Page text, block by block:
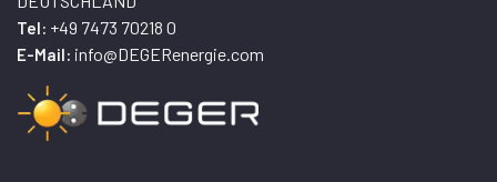
Tel: +49 7473 70218 0
E-Mail: info@DEGERenergie.com